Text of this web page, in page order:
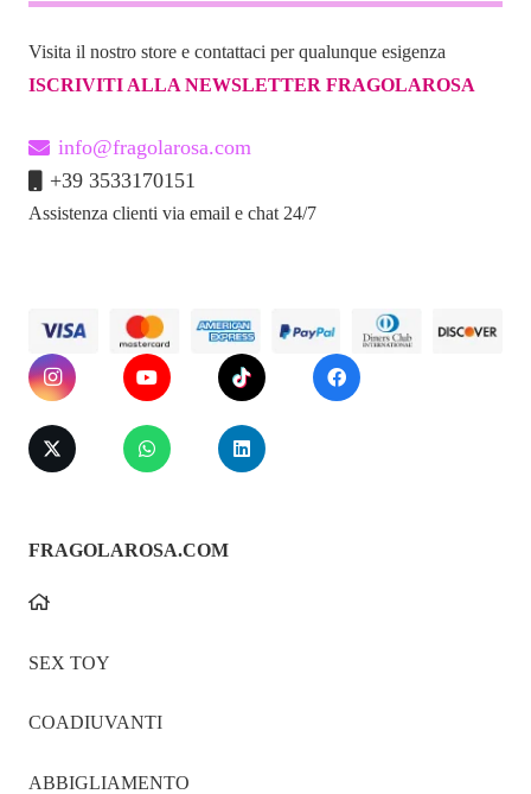
Visita il nostro store e contattaci per qualunque esigenza
ISCRIVITI ALLA NEWSLETTER FRAGOLAROSA
info@fragolarosa.com
+39 3533170151
Assistenza clienti via email e chat 24/7
FRAGOLAROSA.COM
SEX TOY
COADIUVANTI
ABBIGLIAMENTO